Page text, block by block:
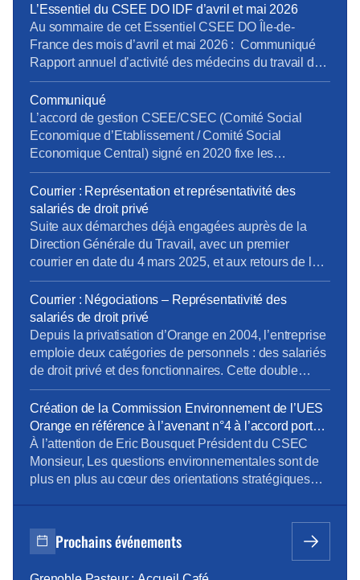
L’Essentiel du CSEE DO IDF d’avril et mai 2026
Au sommaire de cet Essentiel CSEE DO Île-de-
France des mois d’avril et mai 2026 : Communiqué
Rapport annuel d’activité des médecins du travail de
la DO IDF pour 2025 Bilan Plan de Développement
des Compétences 2025 pour la DO IDF Approbation
des comptes annuels du CSEE DO IDF pour 2025
Retour d’expérience sur le projet […]
Communiqué
L’accord de gestion CSEE/CSEC (Comité Social
Economique d’Etablissement / Comité Social
Economique Central) signé en 2020 fixe les
prestations, les services et leur financement entre le
CSEE et le CSEC. Chaque année, les CSEE versent
au CSEC 20,25% de leur budget pour la gestion des
activités (prestations enfance, solidarité, retraites,
gestion des comptes salarié, etc.…). Cet […]
Courrier : Représentation et représentativité des
salariés de droit privé
Suite aux démarches déjà engagées auprès de la
Direction Générale du Travail, avec un premier
courrier en date du 4 mars 2025, et aux retours de la
Direction Générale du Travail, la CFE-CGC Orange a
transmis un nouveau courrier. Rappel du contexte :
Depuis la privatisation d’Orange en 2004, l’entreprise
emploie deux catégories de personnels […]
Courrier : Négociations – Représentativité des
salariés de droit privé
Depuis la privatisation d’Orange en 2004, l’entreprise
emploie deux catégories de personnels : des salariés
de droit privé et des fonctionnaires. Cette double
composante rend nécessaire une distinction claire
des périmètres électoraux, notamment pour
déterminer la représentativité syndicale au regard de
la convention collective des télécommunications. Or,
à l’issue des élections professionnelles de novembre
2023, […]
Création de la Commission Environnement de l’UES
Orange en référence à l’avenant n°4 à l’accord portant
sur le dialogue social au sein de l’UES Orange _
document du 24 octobre 2023
À l’attention de Eric Bousquet Président du CSEC
Monsieur, Les questions environnementales sont de
plus en plus au cœur des orientations stratégiques
Fallacher dans le Live « Lancement du programme
Carbone » du 6/12 dernier, « c’est une priorité
Prochains événements